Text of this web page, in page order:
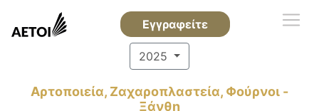
Εγγραφείτε
2025
Αρτοποιεία, Ζαχαροπλαστεία, Φούρνοι -
Ξάνθη